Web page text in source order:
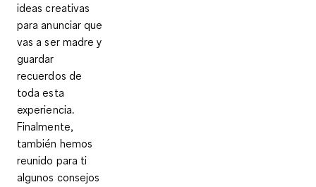
ideas creativas
para anunciar que
vas a ser madre y
guardar
recuerdos de
toda esta
experiencia.
Finalmente,
también hemos
reunido para ti
algunos consejos